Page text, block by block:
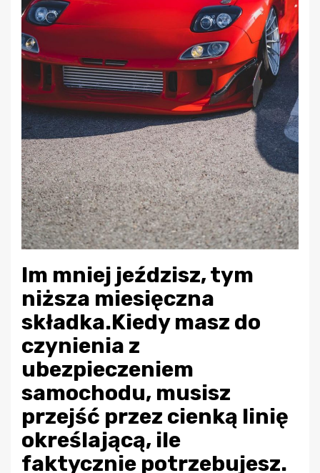
Im mniej jeździsz, tym
niższa miesięczna
składka.Kiedy masz do
czynienia z
ubezpieczeniem
samochodu, musisz
przejść przez cienką linię
określającą, ile
faktycznie potrzebujesz.